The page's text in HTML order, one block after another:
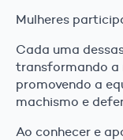
Mulheres
Cada uma
transformando a
promovendo a
machismo e
Ao conhecer e